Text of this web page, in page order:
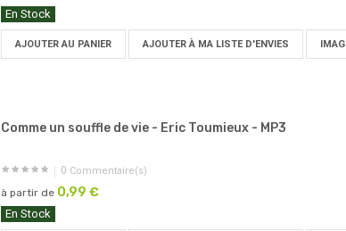
En Stock
AJOUTER AU PANIER AJOUTER À MA LISTE D'ENVIES
Comme un souffle de vie - Eric Toumieux - MP3
0 Commentaire(s)
à partir de 0,99 €
En Stock